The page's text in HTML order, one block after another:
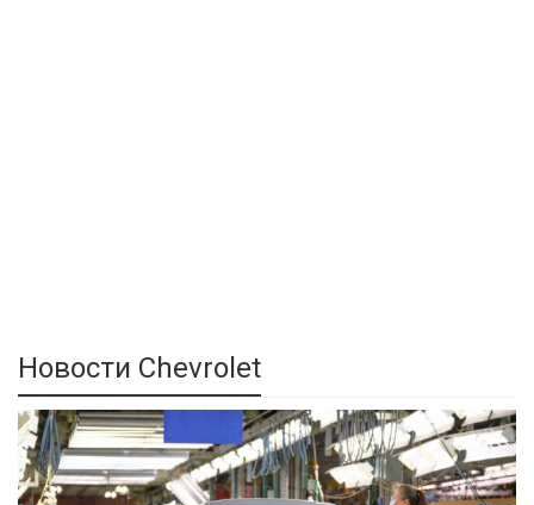
Новости Chevrolet